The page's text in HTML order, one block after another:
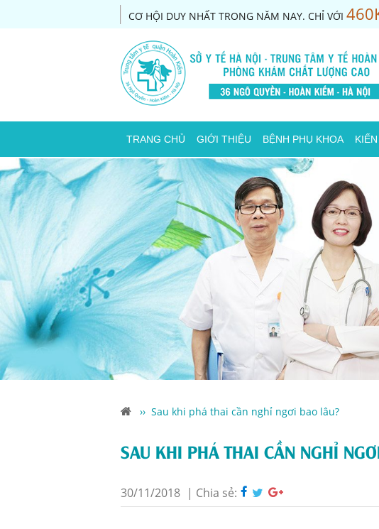
CƠ HỘI DUY NHẤT TRONG NĂM NAY. CHỈ VỚI
TRANG CHỦ GIỚI THIỆU BỆNH PHỤ KHOA
›› Sau khi phá thai cần nghỉ ngơi bao lâu?
SAU KHI PHÁ THAI CẦN NGHỈ
30/11/2018 | Chia sẻ: